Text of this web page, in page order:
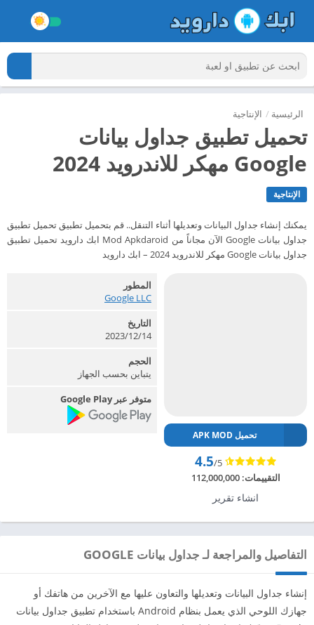
الرئيسية / الإنتاجية
تحميل تطبيق جداول بيانات
Google مهكر للاندرويد 2024
الإنتاجية
يمكنك إنشاء جداول البيانات وتعديلها أثناء التنقل.. قم بتحميل تطبيق تحميل تطبيق
جداول بيانات Google الآن مجاناً من Mod Apkdaroid ابك دارويد تحميل تطبيق
جداول بيانات Google مهكر للاندرويد 2024 – ابك دارويد
تحميل APK MOD
4.5/5
التقييمات:112,000,000
انشاء تقرير
المطور
Google LLC‏
التاريخ
14‏/12‏/2023
الحجم
يتباين بحسب الجهاز
متوفر عبر Google Play
التفاصيل والمراجعة لـ جداول بيانات GOOGLE
إنشاء جداول البيانات وتعديلها والتعاون عليها مع الآخرين من هاتفك أو
جهازك اللوحي الذي يعمل بنظام Android باستخدام تطبيق جداول بيانات